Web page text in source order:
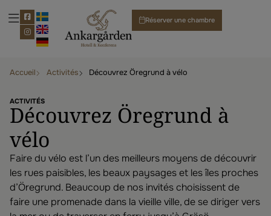
Réserver une chambre
Accueil Activités Découvrez Öregrund à vélo
ACTIVITÉS
Découvrez Öregrund à
vélo
Faire du vélo est l’un des meilleurs moyens de découvrir
les rues paisibles, les beaux paysages et les îles proches
d’Öregrund. Beaucoup de nos invités choisissent de
faire une promenade dans la vieille ville, de se diriger vers